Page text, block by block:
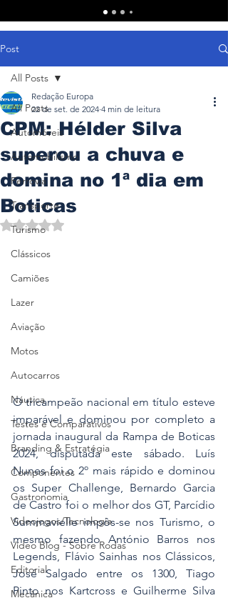
Post
All Posts
Automóveis
Automobilismo
Ferrovia
Transporte
Turismo
Clássicos
Camiões
Lazer
Aviação
Motos
Autocarros
Náutica
Testes e Comparativos
Branding & Estratégia
Componentes
Gastronomia
Videojogos/Tecnologia
Vídeo Blog - Sobre Rodas
Editorial
Mecânica
All Posts
CPM: Hélder Silva
superou a chuva e
domina no 1ª dia em
Boticas
Redação Europa
22 de set. de 2024 4 min de leitura
Avaliado com NaN de 5 estrelas.
O tricampeão nacional em título esteve
imparável e dominou por completo a
jornada inaugural da Rampa de Boticas
2024, disputada este sábado. Luís
Nunes foi o 2º mais rápido e dominou
os Super Challenge, Bernardo Garcia
de Castro foi o melhor dos GT, Parcídio
Summavielle impôs-se nos Turismo, o
mesmo fazendo António Barros nos
Legends, Flávio Sainhas nos Clássicos,
José Salgado entre os 1300, Tiago
Pinto nos Kartcross e Guilherme Silva